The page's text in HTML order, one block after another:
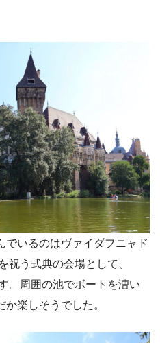
でいるのはヴァイダフニャド
祝う式典の会場として、
。周囲の池でボートを漕い
楽しそうでした。